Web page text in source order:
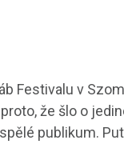
Festivalu v
že šlo o
publikum.